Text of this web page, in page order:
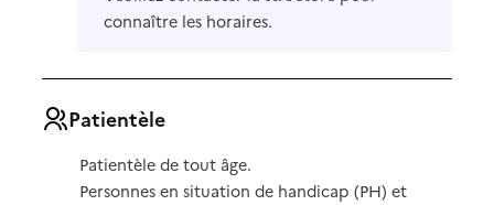
connaître les horaires.
Patientèle
Patientèle de tout âge.
Personnes en situation de handicap (PH) et